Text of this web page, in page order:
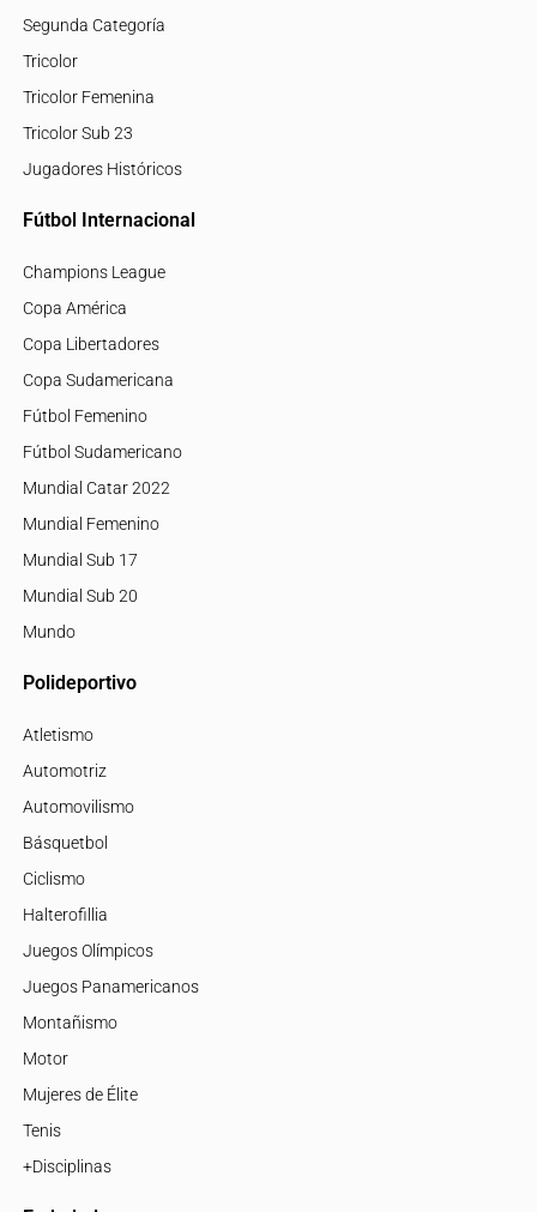
Segunda Categoría
Tricolor
Tricolor Femenina
Tricolor Sub 23
Jugadores Históricos
Fútbol Internacional
Champions League
Copa América
Copa Libertadores
Copa Sudamericana
Fútbol Femenino
Fútbol Sudamericano
Mundial Catar 2022
Mundial Femenino
Mundial Sub 17
Mundial Sub 20
Mundo
Polideportivo
Atletismo
Automotriz
Automovilismo
Básquetbol
Ciclismo
Halterofillia
Juegos Olímpicos
Juegos Panamericanos
Montañismo
Motor
Mujeres de Élite
Tenis
+Disciplinas